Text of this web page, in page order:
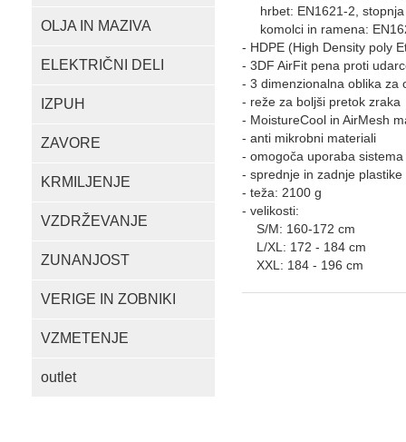
OLJA IN MAZIVA
ELEKTRIČNI DELI
IZPUH
ZAVORE
KRMILJENJE
VZDRŽEVANJE
ZUNANJOST
VERIGE IN ZOBNIKI
VZMETENJE
outlet
hrbet: EN1621-2, stopnja
komolci in ramena:
- HDPE (High Density poly
- 3DF AirFit pena proti
- 3 dimenzionalna oblika za
- reže za boljši pretok zraka
- MoistureCool in AirMesh
- anti mikrobni materiali
- omogoča uporaba
- sprednje in zadnje
- teža: 2100 g
- velikosti:
S/M: 160-172 cm
L/XL: 172 - 184 cm
XXL: 184 - 196 cm